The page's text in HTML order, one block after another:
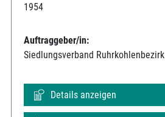
1954
Auftraggeber/in:
Siedlungsverband Ruhrkohlenbezirk
Details anzeigen